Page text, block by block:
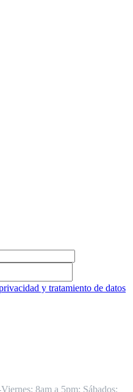
y tratamiento de datos
8am a 5pm; Sábados: